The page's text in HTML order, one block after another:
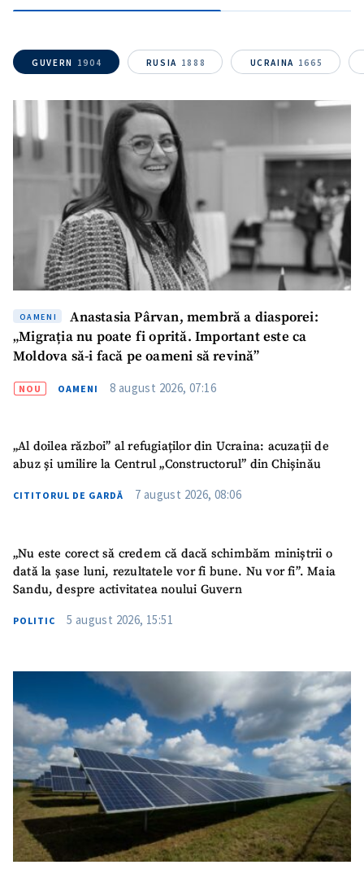
GUVERN 1904 RUSIA 1888 UCRAINA 1665
OAMENI
Anastasia Pârvan, membră a diasporei:
„Migrația nu poate fi oprită. Important este ca
Moldova să-i facă pe oameni să revină”
NOU OAMENI 8 august 2026, 07:16
„Al doilea război” al refugiaților din Ucraina: acuzații de
abuz și umilire la Centrul „Constructorul” din Chișinău
CITITORUL DE GARDĂ 7 august 2026, 08:06
„Nu este corect să credem că dacă schimbăm miniștrii o
dată la șase luni, rezultatele vor fi bune. Nu vor fi”. Maia
Sandu, despre activitatea noului Guvern
POLITIC 5 august 2026, 15:51